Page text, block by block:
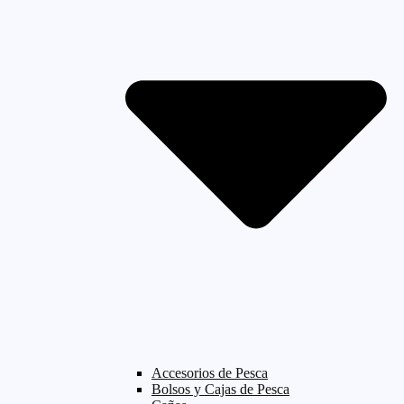
Accesorios de Pesca
Bolsos y Cajas de Pesca